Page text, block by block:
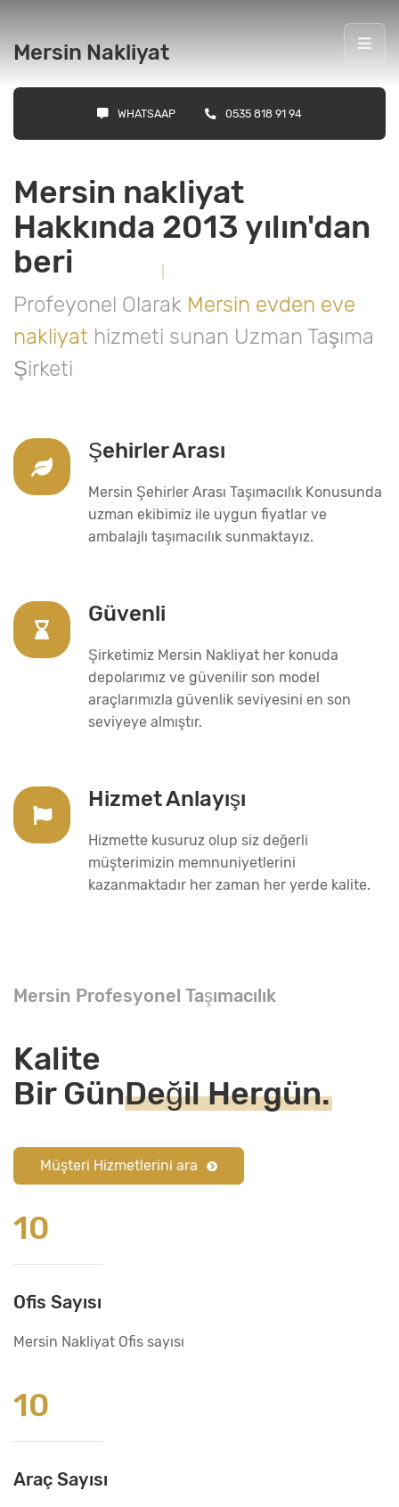
Mersin Nakliyat
WHATSAAP 0535 818 91 94
Mersin nakliyat
Hakkında 2013 yılın'dan
beri
Profeyonel Olarak Mersin evden eve
nakliyat hizmeti sunan Uzman Taşıma
Şirketi
Şehirler Arası
Mersin Şehirler Arası Taşımacılık Konusunda
uzman ekibimiz ile uygun fiyatlar ve
ambalajlı taşımacılık sunmaktayız.
Güvenli
Şirketimiz Mersin Nakliyat her konuda
depolarımız ve güvenilir son model
araçlarımızla güvenlik seviyesini en son
seviyeye almıştır.
Hizmet Anlayışı
Hizmette kusuruz olup siz değerli
müşterimizin memnuniyetlerini
kazanmaktadır her zaman her yerde kalite.
Mersin Profesyonel Taşımacılık
Kalite
Bir GünDeğil Hergün.
Müşteri Hizmetlerini ara
10
Ofis Sayısı
Mersin Nakliyat Ofis sayısı
10
Araç Sayısı